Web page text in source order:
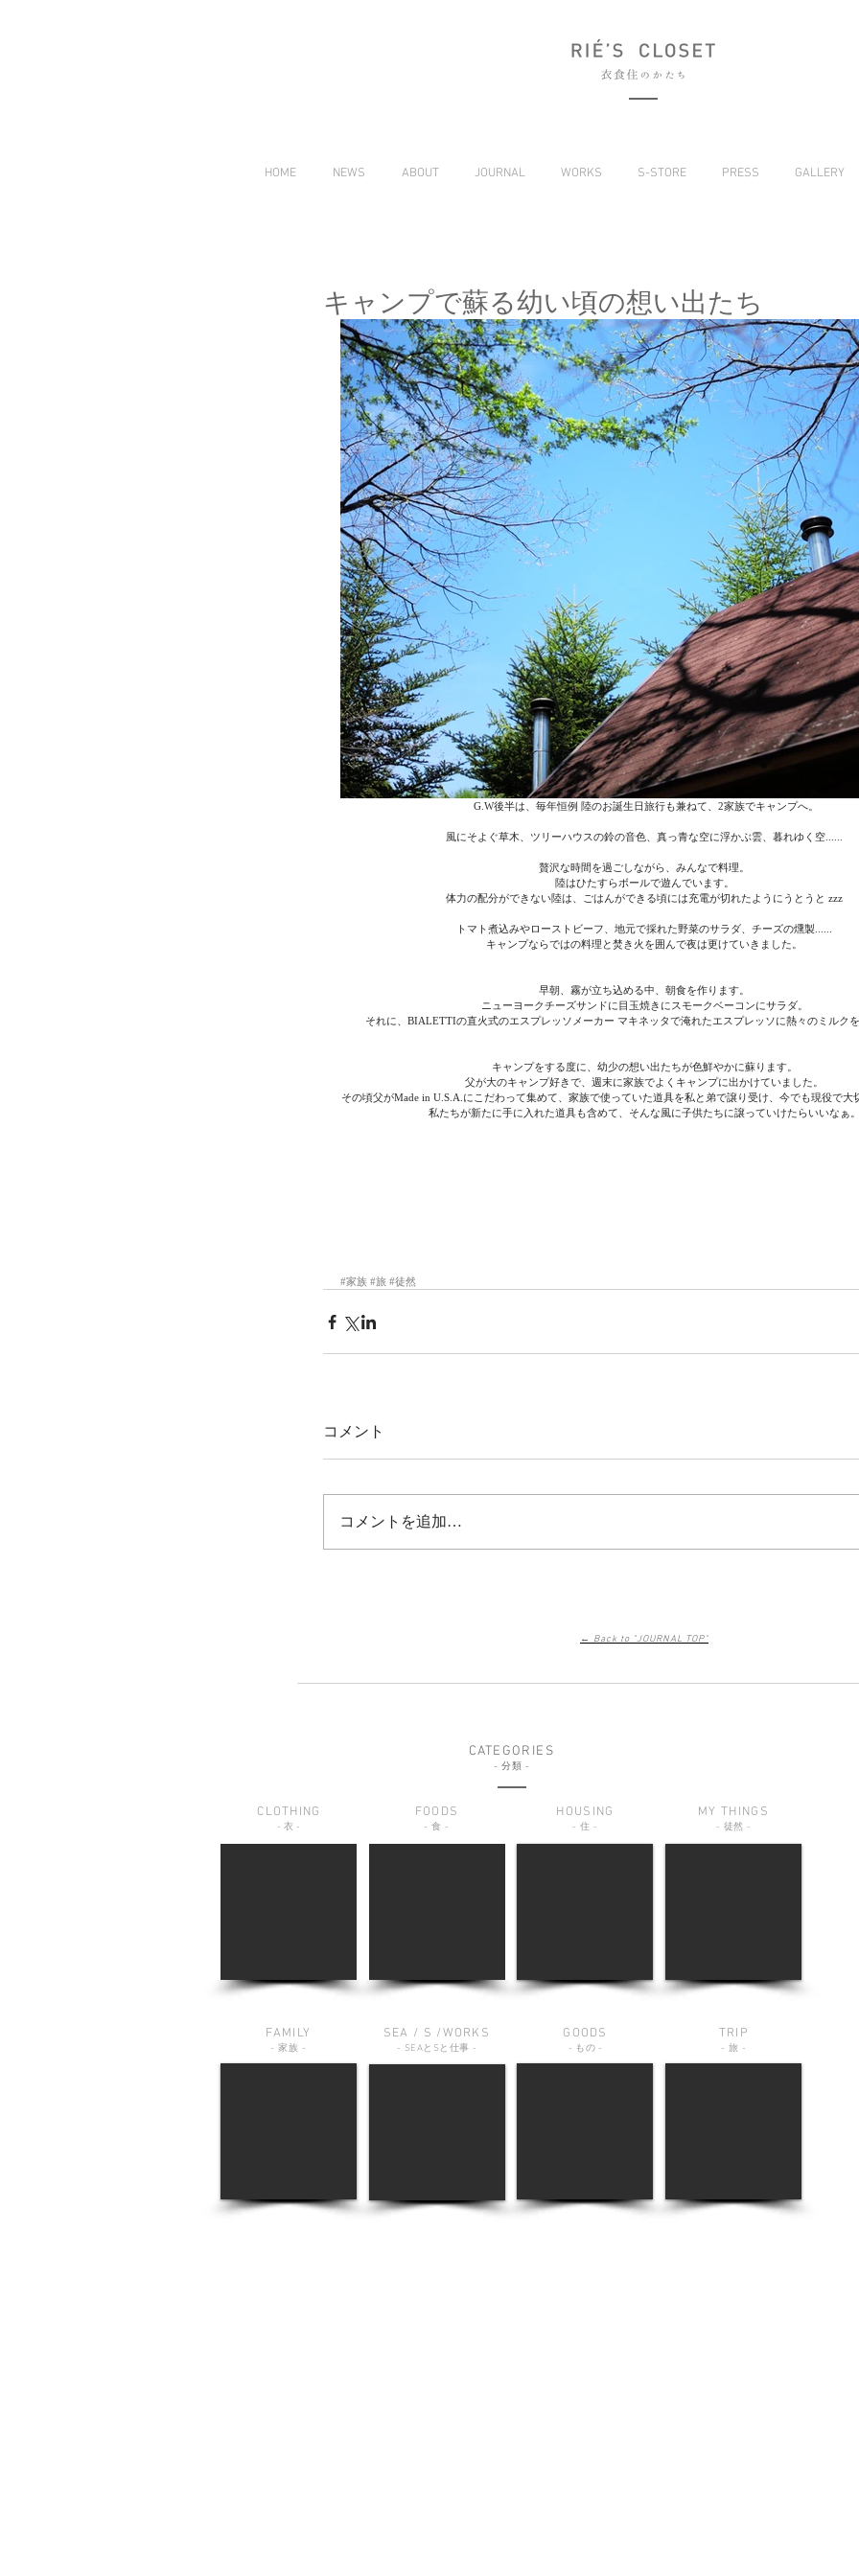
HOME NEWS ABOUT JOURNAL WORKS S-STORE PRESS GALLERY
キャンプで蘇る幼い頃の想い出たち
G.W後半は、毎年恒例 陸のお誕生日旅行も兼ねて、2家族でキャンプへ。
風にそよぐ草木、ツリーハウスの鈴の音色、真っ青な空に浮かぶ雲、暮れゆく空......
贅沢な時間を過ごしながら、みんなで料理。
陸はひたすらボールで遊んでいます。
体力の配分ができない陸は、ごはんができる頃には充電が切れたようにうとうと zzz
トマト煮込みやローストビーフ、地元で採れた野菜のサラダ、チーズの燻製......
キャンプならではの料理と焚き火を囲んで夜は更けていきました。
早朝、霧が立ち込める中、朝食を作ります。
ニューヨークチーズサンドに目玉焼きにスモークベーコンにサラダ。
それに、BIALETTIの直火式のエスプレッソメーカー マキネッタで淹れたエスプレッソに熱々のミルクを
キャンプをする度に、幼少の想い出たちが色鮮やかに蘇ります。
父が大のキャンプ好きで、週末に家族でよくキャンプに出かけていました。
その頃父がMade in U.S.A.にこだわって集めて、家族で使っていた道具を私と弟で譲り受け、今でも現役で大
私たちが新たに手に入れた道具も含めて、そんな風に子供たちに譲っていけたらいいなぁ。
#家族 #旅 #徒然
コメント
コメントを追加…
← Back to "JOURNAL TOP"
CATEGORIES
- 分類 -
CLOTHING
-衣 -
FOODS
- 食 -
HOUSING
- 住 -
MY THINGS
- 徒然 -
FAMILY
- 家族 -
SEA / S /WORKS
- SEAと S と仕事 -
GOODS
- もの -
TRIP
- 旅 -